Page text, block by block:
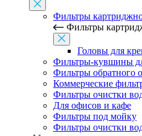
Фильтры
Фильтры
Головы для
Фильтры-кувшины
Фильтры обратного
Коммерческие
Фильтры очистки
Для офисов и кафе
Фильтры под мойку
Фильтры очистки